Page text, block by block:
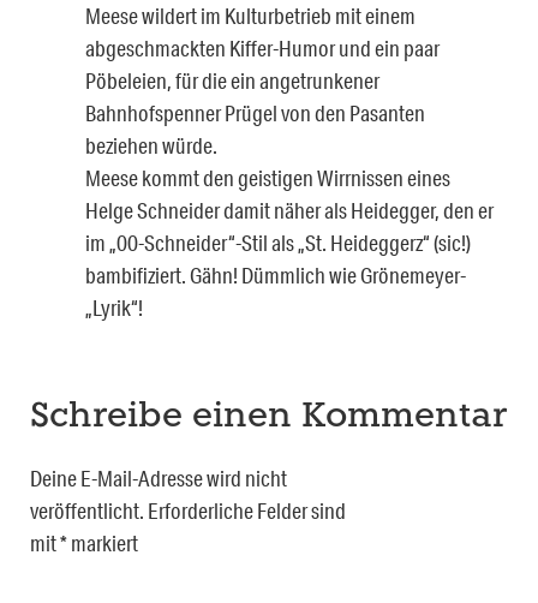
Meese wildert im Kulturbetrieb mit einem
abgeschmackten Kiffer-Humor und ein paar
Pöbeleien, für die ein angetrunkener
Bahnhofspenner Prügel von den Pasanten
beziehen würde.
Meese kommt den geistigen Wirrnissen eines
Helge Schneider damit näher als Heidegger, den er
im „00-Schneider“-Stil als „St. Heideggerz“ (sic!)
bambifiziert. Gähn! Dümmlich wie Grönemeyer-
„Lyrik“!
Schreibe einen Kommentar
Deine E-Mail-Adresse wird nicht
veröffentlicht. Erforderliche Felder sind
mit*markiert